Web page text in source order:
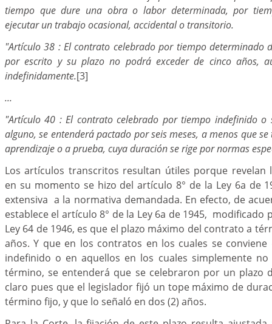
tiempo que dure una obra o labor determinada, por
ejecutar un trabajo ocasional, accidental o transitorio.
"Artículo 38 : El contrato celebrado por tiempo determinado
por escrito y su plazo no podrá exceder de cinco años,
indefinidamente.[3]
...
"Artículo 40 : El contrato celebrado por tiempo indefinido
alguno, se entenderá pactado por seis meses, a menos que
aprendizaje o a prueba, cuya duración se rige por normas
Los artículos transcritos resultan útiles porque revelan
en su momento se hizo del artículo 8° de la Ley 6a de
extensiva a la normativa demandada. En efecto, de
establece el artículo 8° de la Ley 6a de 1945, modificado
Ley 64 de 1946, es que el plazo máximo del contrato a
años. Y que en los contratos en los cuales se
indefinido o en aquellos en los cuales simplemente
término, se entenderá que se celebraron por un plazo
claro pues que el legislador fijó un tope máximo de
término fijo, y que lo señaló en dos (2) años.